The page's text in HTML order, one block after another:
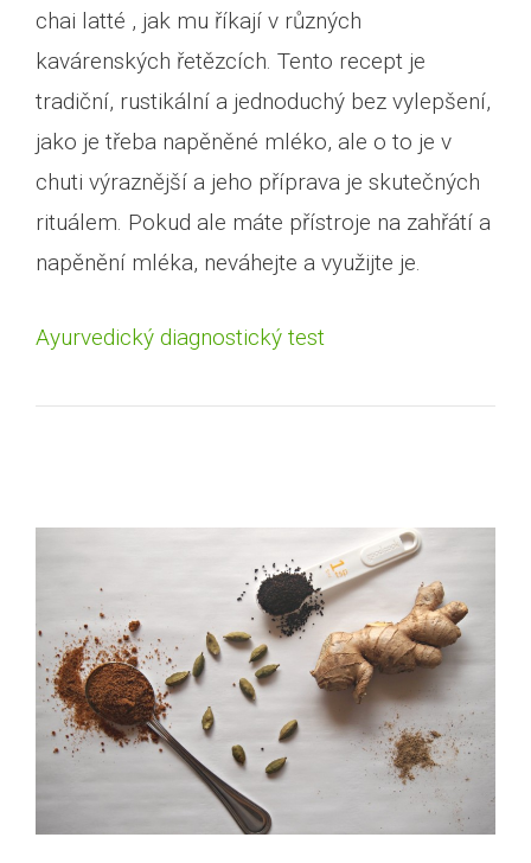
chai latté , jak mu říkají v různých
kavárenských řetězcích. Tento recept je
tradiční, rustikální a jednoduchý bez vylepšení,
jako je třeba napěněné mléko, ale o to je v
chuti výraznější a jeho příprava je skutečných
rituálem. Pokud ale máte přístroje na zahřátí a
napěnění mléka, neváhejte a využijte je.
Ayurvedický diagnostický test